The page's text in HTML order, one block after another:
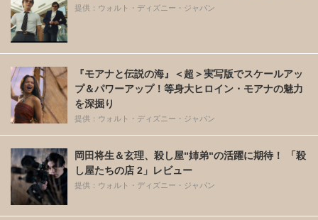
提供：ウォルト・ディズニー・ジャパン
『モアナと伝説の海』＜超＞実写版でスケールアッ
プ＆パワーアップ！等身大ヒロイン・モアナの魅力
を深掘り
提供：ウォルト・ディズニー・ジャパン
岡田将生＆玄理、殺し屋“姉弟“の活躍に期待！ 「殺
し屋たちの店 2」レビュー
提供：ウォルト・ディズニー・ジャパン